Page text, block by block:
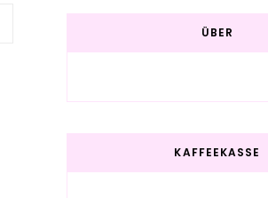
ÜBER
KAFFEEKASSE